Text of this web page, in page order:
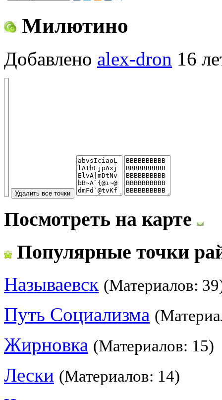
Милютино
Добавлено alex-dron 16
Посмотреть на карте
Популярные точки
Называевск (Материалов:
Путь Социализма
Жирновка (Материалов: 15)
Лески (Материалов: 14)